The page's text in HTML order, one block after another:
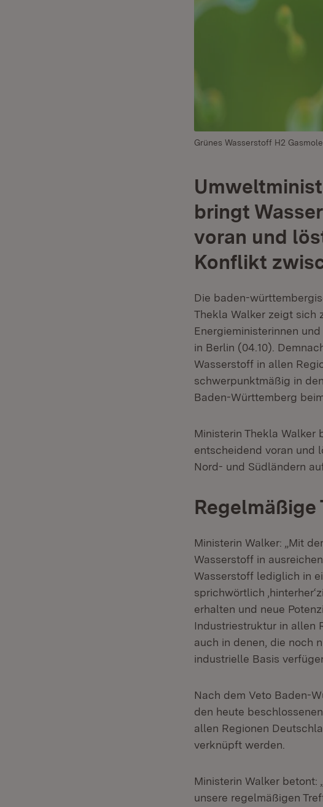
Grünes Wasserstoff H2
bringt
voran und
Konflikt
Die baden-
Thekla Walker zeigt sich
Energieministerinnen
in Berlin (04.10).
Wasserstoff in allen
schwerpunktmäßig in
Baden-Württemberg
Ministerin Thekla Walker
entscheidend voran und
Nord- und Südländern
Ministerin Walker: „Mit
Wasserstoff in
Wasserstoff lediglich in
sprichwörtlich
erhalten und neue
Industriestruktur in allen
auch in denen, die noch
industrielle Basis
Nach dem Veto Baden-
den heute
allen Regionen
verknüpft werden.
Ministerin Walker betont:
unsere regelmäßigen